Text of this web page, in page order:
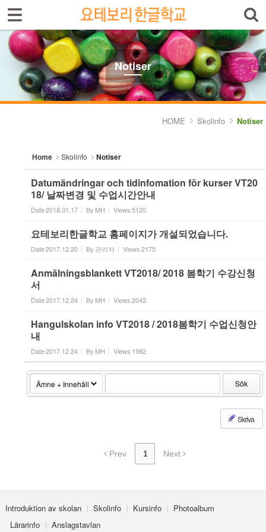
Notiser
HOME Skolinfo Notiser
Home Skolinfo Notiser
Datumändringar och tidinfomation för kurser VT20
18/ 날짜변경 및 수업시간안내
Date2018.01.17 By MH Views5120
요테보리한글학교 홈페이지가 개설되었습니다.
Date2017.12.20 By 관리자 Views2175
Anmälningsblankett VT2018/ 2018 봄학기 수강신청
서
Date2017.12.24 By MH Views2042
Hangulskolan info VT2018 / 2018봄학기 수업신청안
내
Date2017.12.24 By MH Views 1982
Sök
Skriva
Prev 1 Next
Introduktion av skolan Skolinfo Kursinfo
Photoalbum
Lärarinfo
Anslagstavlan
Sign In Sign Up
Select language
Introduktion av skolan
Skolinfo
Photoalbum
Lärarinfo
Anslagstavlan
Sketchbook5, 스케치북5
Sketchbook5, 스케치북5